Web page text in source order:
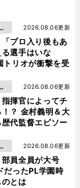
「プロ入り後もあ
選手はいな
トリオが衝撃を受
2026.08.06更新
指揮官によってチ
？ 金村義明＆大
代監督エピソー
2026.08.06更新
部員全員が大号
だったPL学園時
とは
2026.08.06更新